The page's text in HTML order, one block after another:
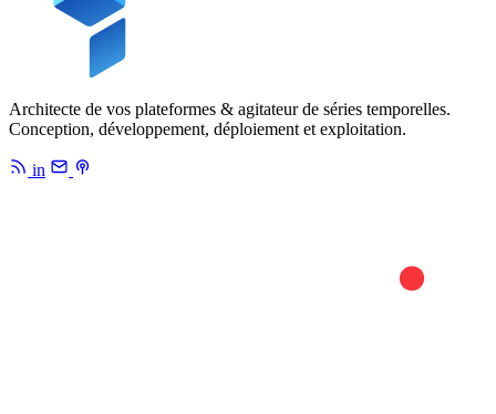
Architecte de vos plateformes & agitateur de séries temporelles.
Conception, développement, déploiement et exploitation.
in